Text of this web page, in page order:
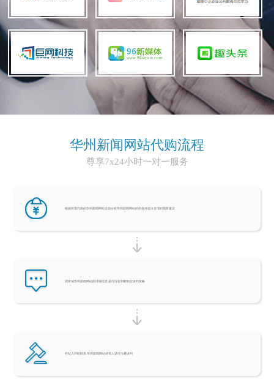
华州新闻网站代购流程
尊享7x24小时一对一服务
根据所需代购的华州新闻网站全面分析华州新闻网站的价值并提出合理的预算建议
调查域华州新闻网站的详细信息 进行综合判断制定谈判策略
经纪人开始联系 华州新闻网站持有人进行沟通谈判